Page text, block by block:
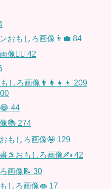
おもしろ画像👨‍💼 84
像👱‍♀️ 42
しろ画像👨‍👩‍👧‍👦 209
44
📚 274
もしろ画像🤪 129
きおもしろ画像✍️ 42
画像📝 30
しろ画像👄 17